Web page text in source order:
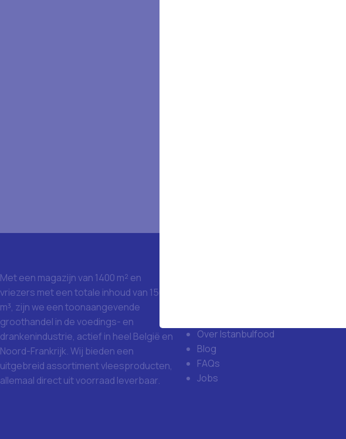
Met een magazijn van 1400 m² en
vriezers met een totale inhoud van 1500
m³, zijn we een toonaangevende
groothandel in de voedings- en
drankenindustrie, actief in heel België en
Noord-Frankrijk. Wij bieden een
uitgebreid assortiment vleesproducten,
allemaal direct uit voorraad leverbaar.
Over Istanbulfood
Blog
FAQs
Jobs